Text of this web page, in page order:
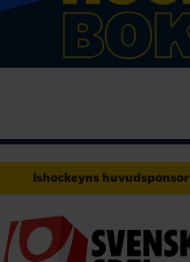
Ishockeyns huvudsponsor